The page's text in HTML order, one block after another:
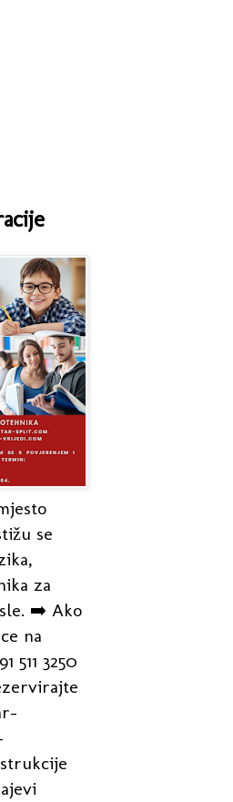
se
za
➡️ Ako
na
511 3250